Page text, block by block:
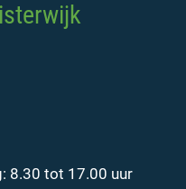
8.30 tot 17.00 uur